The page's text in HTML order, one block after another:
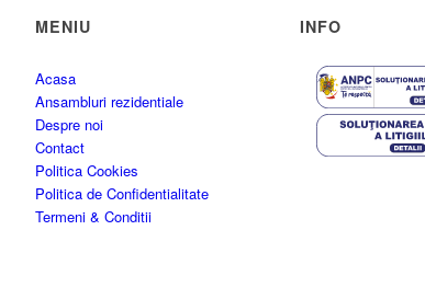
MENIU
Acasa
Ansambluri rezidentiale
Despre noi
Contact
Politica Cookies
Politica de Confidentialitate
Termeni & Conditii
INFO